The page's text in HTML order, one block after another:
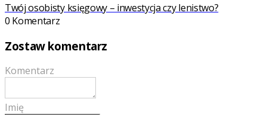
Twój osobisty księgowy – inwestycja czy lenistwo?
0 Komentarz
Zostaw komentarz
Komentarz
Imię